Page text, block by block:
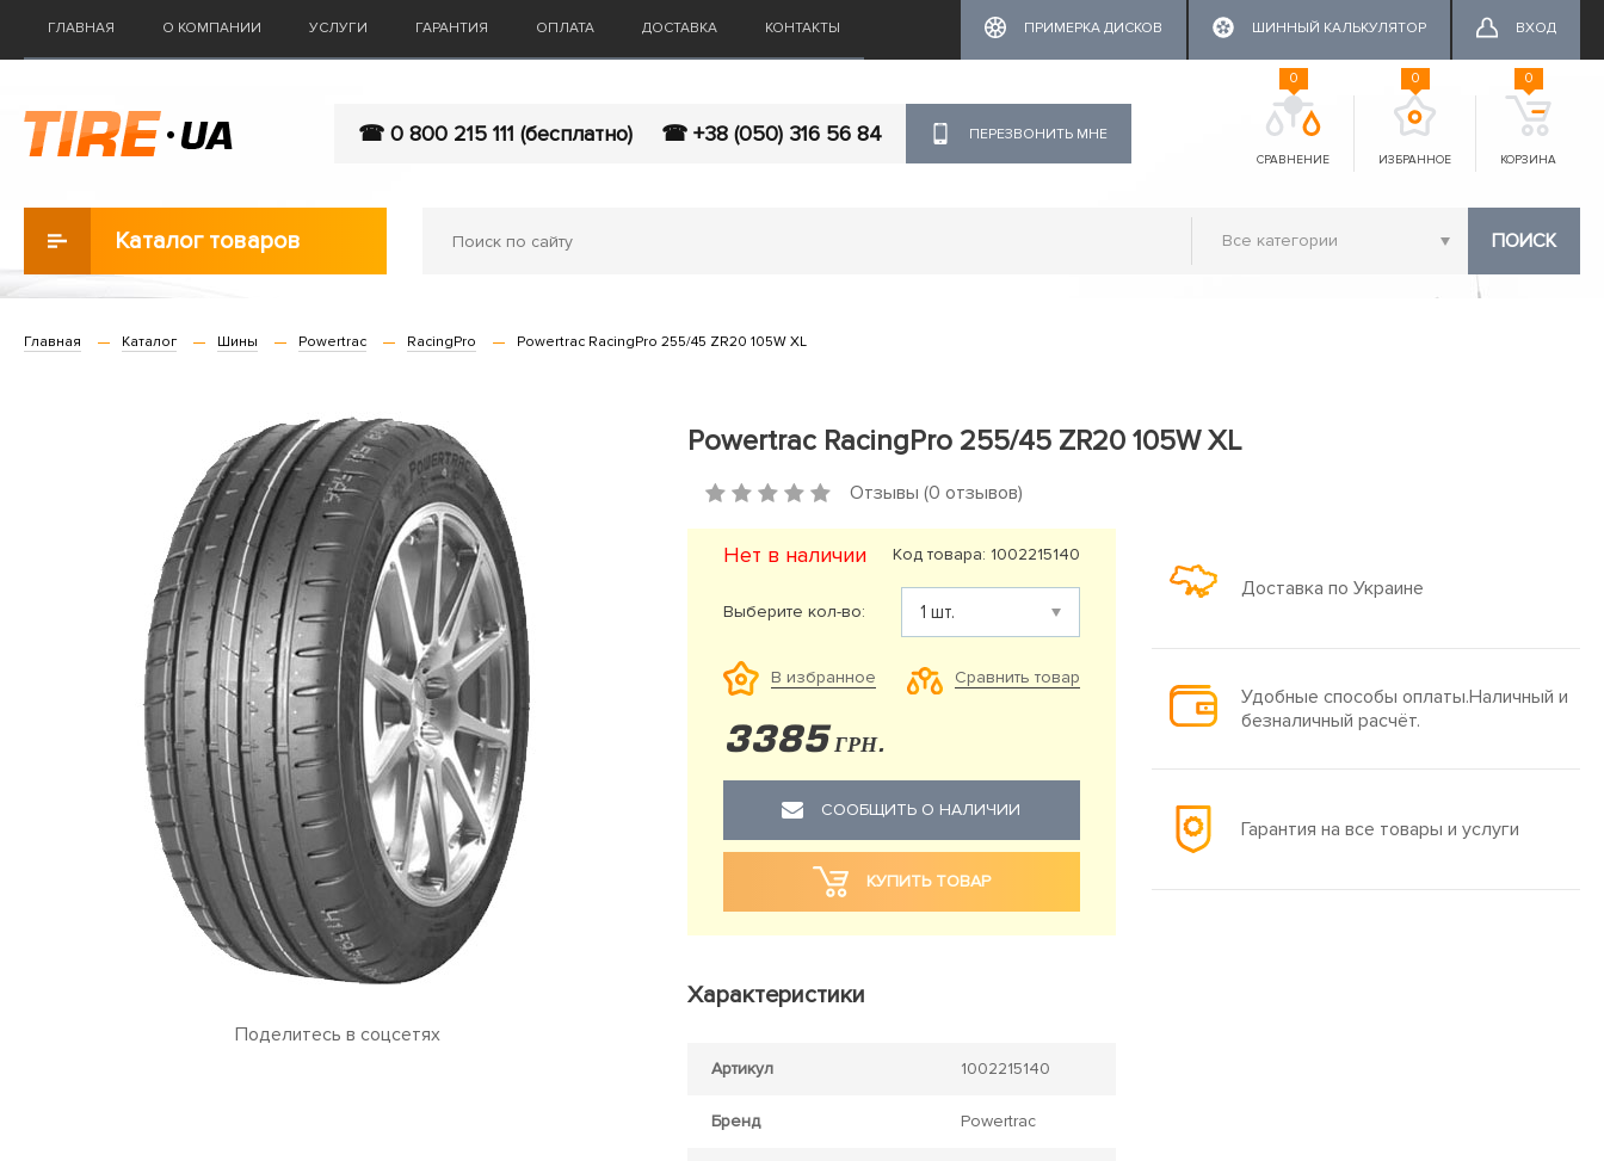
ГЛАВНАЯ О КОМПАНИИ УСЛУГИ ГАРАНТИЯ ОПЛАТА ДОСТАВКА КОНТАКТЫ ПРИМЕРКА ДИСКОВ ШИННЫЙ КАЛЬКУЛЯТОР ВХОД
☎ 0 800 215 111 (бесплатно) ☎ +38 (050) 316 56 84 ПЕРЕЗВОНИТЬ МНЕ
СРАВНЕНИЕ
0
ИЗБРАННОЕ
0
КОРЗИНА
0
Каталог товаров ПОИСК
Главная Каталог Шины Powertrac RacingPro Powertrac RacingPro 255/45 ZR20 105W XL
Поделитесь в соцсетях
Powertrac RacingPro 255/45 ZR20 105W XL
Отзывы (0 отзывов)
Нет в наличии Код товара: 1002215140
Выберите кол-во:
В избранное Сравнить товар
3385 ГРН.
СООБЩИТЬ О НАЛИЧИИ
КУПИТЬ ТОВАР
Доставка по Украине
Удобные способы оплаты.Наличный и
безналичный расчёт.
Гарантия на все товары и услуги
Характеристики
Артикул 1002215140
Бренд Powertrac